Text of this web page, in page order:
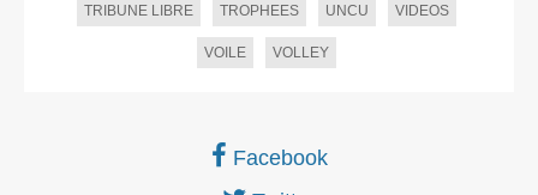
TRIBUNE LIBRE TROPHEES UNCU VIDEOS
VOILE VOLLEY
Facebook